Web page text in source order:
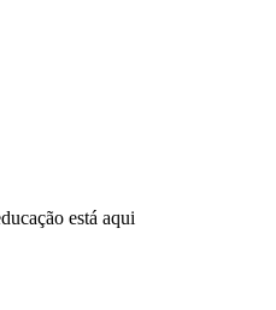
está aqui